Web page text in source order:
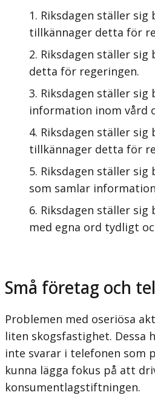
Riksdagen ställer
tillkännager detta för
Riksdagen ställer
detta för regeringen.
Riksdagen ställer
information inom vård
Riksdagen ställer
tillkännager detta för
Riksdagen ställer
som samlar
Riksdagen ställer
med egna ord tydligt
Små företag och
Problemen med oseriösa
liten skogsfastighet.
inte svarar i telefonen som
kunna lägga fokus på att
konsumentlagstiftningen.